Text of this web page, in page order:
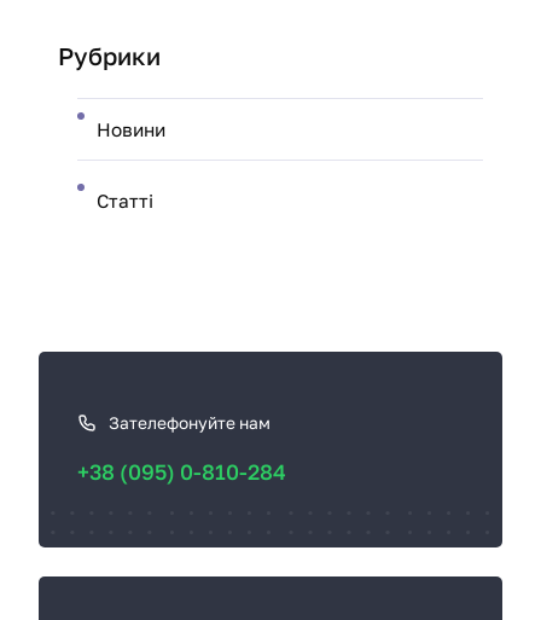
Рубрики
Новини
Статті
з
а
Зателефонуйте нам
+38 (095) 0-810-284